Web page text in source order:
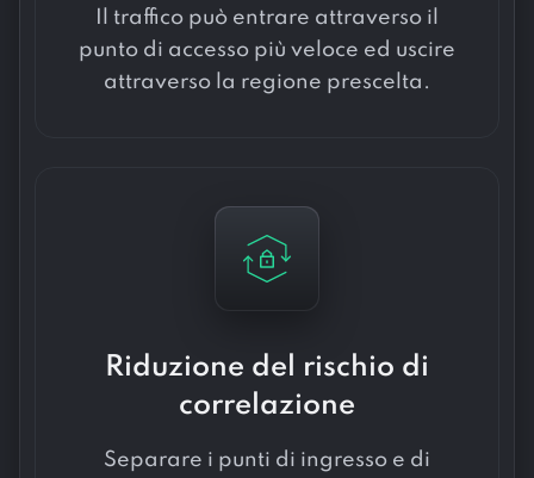
Il traffico può entrare attraverso il
punto di accesso più veloce ed uscire
attraverso la regione prescelta.
Riduzione del rischio di
correlazione
Separare i punti di ingresso e di